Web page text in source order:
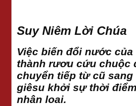
Suy Niêm Lời Chúa
Việc biến đổi nước
thành rươu cứu chuộc
chuyển tiếp từ cũ
giêsu khởi sự thời
nhân loai.